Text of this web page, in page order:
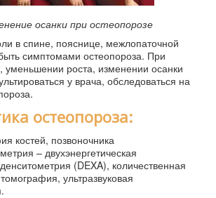
осанки при остеопорозе
в спине, пояснице, межлопаточной
симптомами остеопороза. При
уменьшении роста, изменении осанки
у врача, обследоваться на
остеопороза:
костей, позвоночника
– двухэнергетическая
(DEXA), количественная
ультразвуковая